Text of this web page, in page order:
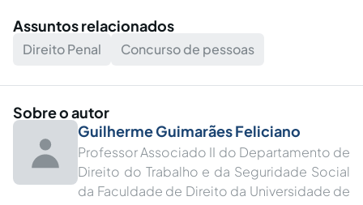
Assuntos relacionados
Direito Penal Concurso de pessoas
Sobre o autor
Guilherme Guimarães Feliciano
Professor Associado II do Departamento de
Direito do Trabalho e da Seguridade Social
da Faculdade de Direito da Universidade de